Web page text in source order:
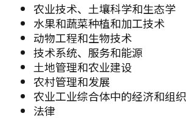
农业技术、土壤科学和生态学
水果和蔬菜种植和加工技术
动物工程和生物技术
技术系统、服务和能源
土地管理和农业建设
农村管理和发展
农业工业综合体中的经济和组织
法律